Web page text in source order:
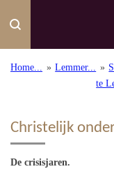
direct
de
Home... » Lemmer... »
te
Christelijk
De crisisjaren.